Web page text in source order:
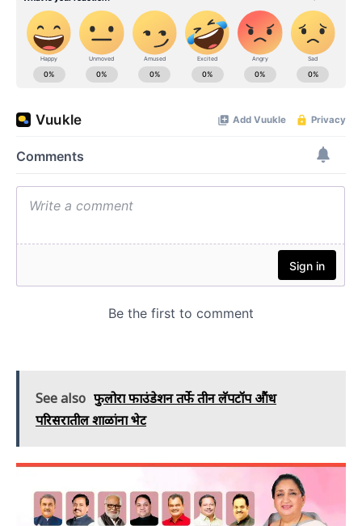
See also फुलोरा फाउंडेशन तर्फे तीन लॅपटॉप औंध
परिसरातील शाळांना भेट